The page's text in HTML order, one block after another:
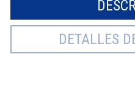
DETALLES